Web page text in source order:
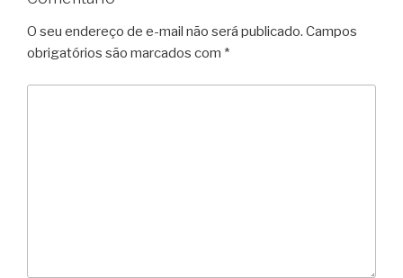
O seu endereço de e-mail não será publicado. Campos
obrigatórios são marcados com *